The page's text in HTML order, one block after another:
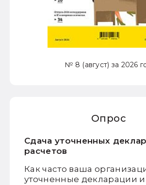
№ 8 (август) за 2026
Опрос
Сдача уточненных
расчетов
Как часто ваша
уточненные декларации и